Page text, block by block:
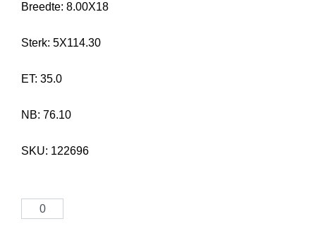
Breedte: 8.00X18
Sterk: 5X114.30
ET: 35.0
NB: 76.10
SKU: 122696